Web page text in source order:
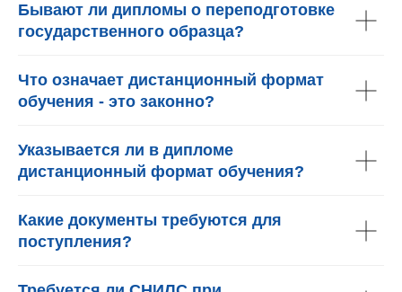
Бывают ли дипломы о переподготовке
государственного образца?
Что означает дистанционный формат
обучения - это законно?
Указывается ли в дипломе
дистанционный формат обучения?
Какие документы требуются для
поступления?